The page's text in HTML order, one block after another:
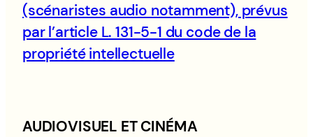
(scénaristes audio notamment), prévus
par l’article L. 131-5-1 du code de la
propriété intellectuelle
AUDIOVISUEL ET CINÉMA